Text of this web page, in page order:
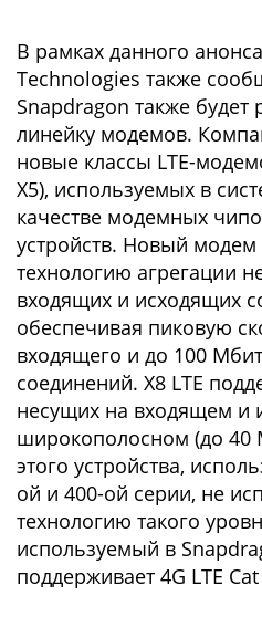
В рамках данного
Technologies также
Snapdragon также будет
линейку модемов.
новые классы LTE-
X5), используемых в
качестве модемных
устройств. Новый модем
технологию агрегации
входящих и исходящих
обеспечивая пиковую
входящего и до 100
соединений. X8 LTE
несущих на входящем и
широкополосном (до
этого устройства,
ой и 400-ой серии, не
технологию такого
используемый в
поддерживает 4G LTE